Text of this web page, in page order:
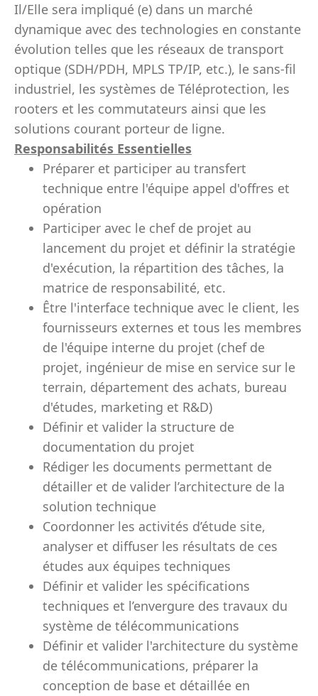
Il/Elle sera impliqué (e) dans un marché
dynamique avec des technologies en constante
évolution telles que les réseaux de transport
optique (SDH/PDH, MPLS TP/IP, etc.), le sans-fil
industriel, les systèmes de Téléprotection, les
rooters et les commutateurs ainsi que les
solutions courant porteur de ligne.
Responsabilités Essentielles
Préparer et participer au transfert
technique entre l'équipe appel d'offres et
opération
Participer avec le chef de projet au
lancement du projet et définir la stratégie
d'exécution, la répartition des tâches, la
matrice de responsabilité, etc.
Être l'interface technique avec le client, les
fournisseurs externes et tous les membres
de l'équipe interne du projet (chef de
projet, ingénieur de mise en service sur le
terrain, département des achats, bureau
d'études, marketing et R&D)
Définir et valider la structure de
documentation du projet
Rédiger les documents permettant de
détailler et de valider l’architecture de la
solution technique
Coordonner les activités d’étude site,
analyser et diffuser les résultats de ces
études aux équipes techniques
Définir et valider les spécifications
techniques et l’envergure des travaux du
système de télécommunications
Définir et valider l'architecture du système
de télécommunications, préparer la
conception de base et détaillée en